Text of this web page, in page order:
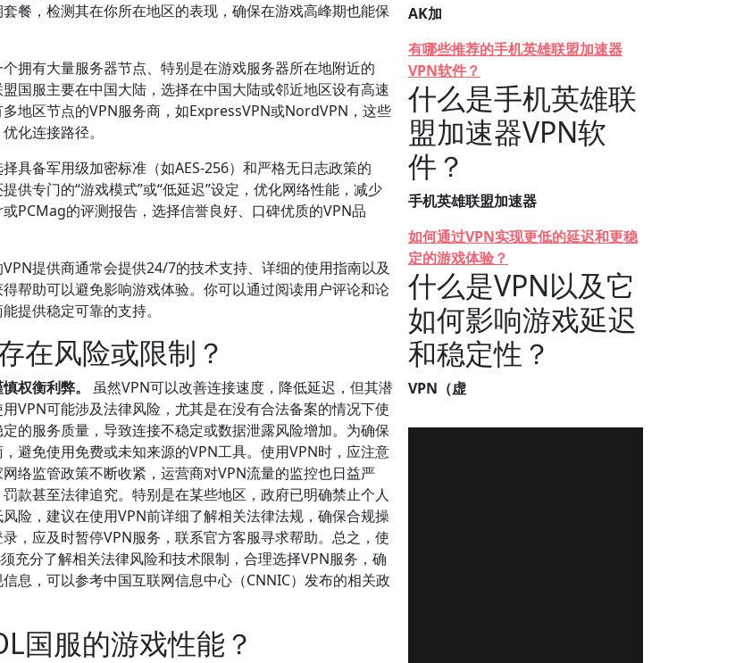
餐，检测其在你所在地区的表现，确保在游戏高峰期也能保
拥有大量服务器节点、特别是在游戏服务器所在地附近的
国服主要在中国大陆，选择在中国大陆或邻近地区设有高速
地区节点的VPN服务商，如ExpressVPN或NordVPN，这些
化连接路径。
具备军用级加密标准（如AES-256）和严格无日志政策的
供专门的“游戏模式”或“低延迟”设定，优化网络性能，减少
PCMag的评测报告，选择信誉良好、口碑优质的VPN品
提供商通常会提供24/7的技术支持、详细的使用指南以及
帮助可以避免影响游戏体验。你可以通过阅读用户评论和论
提供稳定可靠的支持。
在风险或限制？
权衡利弊。
虽然VPN可以改善连接速度，降低延迟，但其潜
VPN可能涉及法律风险，尤其是在没有合法备案的情况下使
的服务质量，导致连接不稳定或数据泄露风险增加。为确保
避免使用免费或未知来源的VPN工具。使用VPN时，应注意
络监管政策不断收紧，运营商对VPN流量的监控也日益严
款甚至法律追究。特别是在某些地区，政府已明确禁止个人
险，建议在使用VPN前详细了解相关法律法规，确保合规操
，应及时暂停VPN服务，联系官方客服寻求帮助。总之，使
充分了解相关法律风险和技术限制，合理选择VPN服务，确
息，可以参考中国互联网信息中心（CNNIC）发布的相关政
国服的游戏性能？
AK加
有哪些推荐的手机英雄联盟加速器
VPN软件？
什么是手机英雄联
盟加速器VPN软
件？
手机英雄联盟加速器
如何通过VPN实现更低的延迟和更稳
定的游戏体验？
什么是VPN以及它
如何影响游戏延迟
和稳定性？
VPN（虚